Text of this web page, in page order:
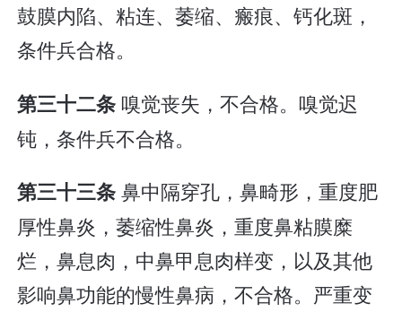
鼓膜内陷、粘连、萎缩、瘢痕、钙化斑，
条件兵合格。
第三十二条 嗅觉丧失，不合格。嗅觉迟
钝，条件兵不合格。
第三十三条鼻中隔穿孔，鼻畸形，重度肥
厚性鼻炎，萎缩性鼻炎，重度鼻粘膜糜
烂，鼻息肉，中鼻甲息肉样变，以及其他
影响鼻功能的慢性鼻病，不合格。严重变